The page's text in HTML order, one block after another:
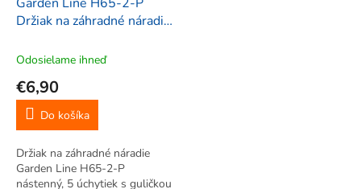
Držiak na záhradné náradie
Odosielame ihneď
€6,90
Do košíka
Držiak na záhradné náradie
Garden Line H65-2-P
nástenný, 5 úchytiek s guličkou